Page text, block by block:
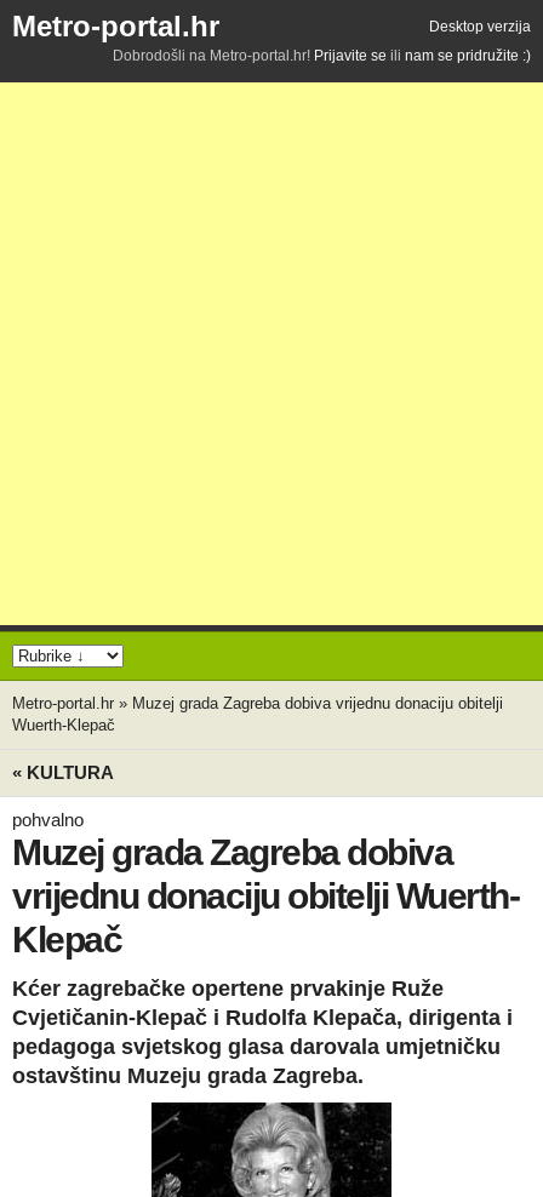
Metro-portal.hr
Desktop verzija
Dobrodošli na Metro-portal.hr! Prijavite se ili nam se pridružite :)
Metro-portal.hr » Muzej grada Zagreba dobiva vrijednu donaciju obitelji
Wuerth-Klepač
« KULTURA
pohvalno
Muzej grada Zagreba dobiva
vrijednu donaciju obitelji Wuerth-
Klepač
Kćer zagrebačke opertene prvakinje Ruže
Cvjetičanin-Klepač i Rudolfa Klepača, dirigenta i
pedagoga svjetskog glasa darovala umjetničku
ostavštinu Muzeju grada Zagreba.